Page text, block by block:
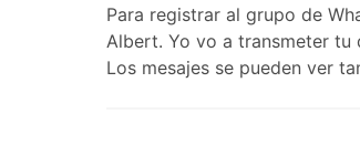
Para registrar al grupo de
Albert. Yo vo a transmeter tu
Los mesajes se pueden ver